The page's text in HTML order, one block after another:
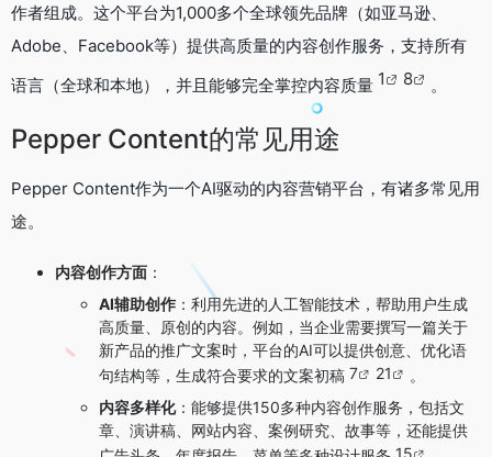
作者组成。这个平台为1,000多个全球领先品牌（如亚马逊、
Adobe、Facebook等）提供高质量的内容创作服务，支持所有
语言（全球和本地），并且能够完全掌控内容质量 1 8 。
Pepper Content的常见用途
Pepper Content作为一个AI驱动的内容营销平台，有诸多常见用
途。
内容创作方面 ：
AI辅助创作 ：利用先进的人工智能技术，帮助用户生成
高质量、原创的内容。例如，当企业需要撰写一篇关于
新产品的推广文案时，平台的AI可以提供创意、优化语
句结构等，生成符合要求的文案初稿 7 21
。
内容多样化：能够提供150多种内容创作服务，包括文
章、演讲稿、网站内容、案例研究、故事等，还能提供
15